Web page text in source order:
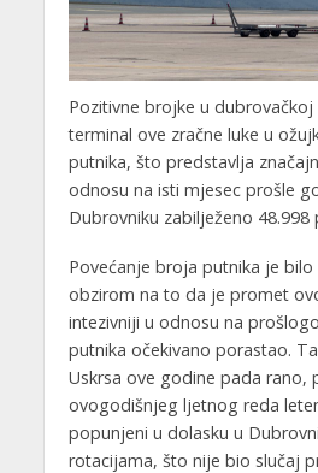
Pozitivne brojke u dubrovačkoj
terminal ove zračne luke u
putnika, što predstavlja
odnosu na isti mjesec prošle
Dubrovniku zabilježeno 48.998
Povećanje broja putnika je bilo
obzirom na to da je promet
intezivniji u odnosu na
putnika očekivano porastao.
Uskrsa ove godine pada rano,
ovogodišnjeg ljetnog reda
popunjeni u dolasku u
rotacijama, što nije bio slučaj